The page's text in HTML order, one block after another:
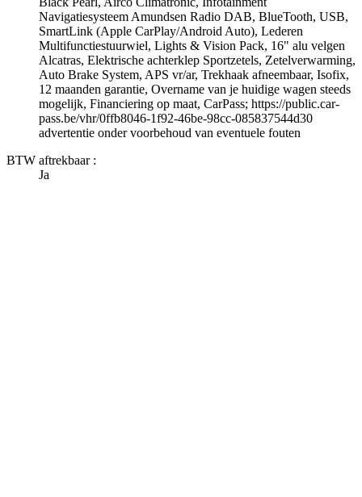
Navigatiesysteem Amundsen Radio DAB, BlueTooth, USB,
SmartLink (Apple CarPlay/Android Auto), Lederen
Multifunctiestuurwiel, Lights & Vision Pack, 16" alu velgen
Alcatras, Elektrische achterklep Sportzetels, Zetelverwarming,
Auto Brake System, APS vr/ar, Trekhaak afneembaar, Isofix,
12 maanden garantie, Overname van je huidige wagen steeds
mogelijk, Financiering op maat, CarPass; https://public.car-
pass.be/vhr/0ffb8046-1f92-46be-98cc-085837544d30
advertentie onder voorbehoud van eventuele fouten
BTW aftrekbaar :
Ja